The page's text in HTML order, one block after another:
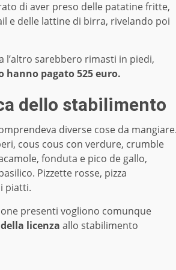
di aver preso delle patatine fritte,
e delle lattine di birra, rivelando poi
l’altro sarebbero rimasti in piedi,
hanno pagato 525 euro.
dello stabilimento
diverse cose da
cous cous con verdure, crumble
fonduta e pico de gallo,
Pizzette rosse, pizza
piatti.
presenti vogliono comunque
licenza allo stabilimento